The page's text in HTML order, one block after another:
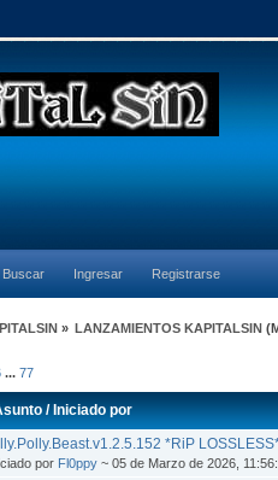
Buscar Ingresar Registrarse
» LANZAMIENTOS KAPITALSIN
...77
/Iniciado por
*RiP
por Fl0ppy ~ 05 de Marzo de 2026,